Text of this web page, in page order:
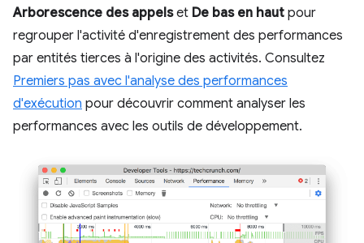
Arborescence des appelset De bas en haut pour
regrouper l'activité d'enregistrement des performances
par entités tierces à l'origine des activités. Consultez
Premiers pas avec l'analyse des performances
d'exécution pour découvrir comment analyser les
performances avec les outils de développement.